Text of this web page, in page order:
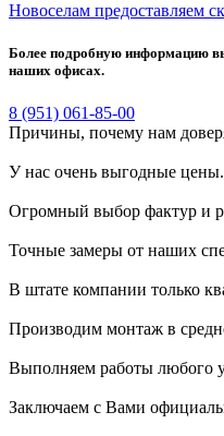
Новоселам предоставляем
Более подробную информацию
наших офисах.
8 (951) 061-85-00
Причины, почему нам
У нас очень выгодные
Огромный выбор фактур и
Точные замеры от наших
В штате компании только
Производим монтаж в
Выполняем работы любого
Заключаем с Вами